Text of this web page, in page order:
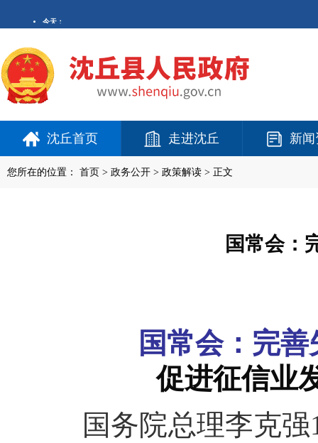
沈丘首页 走进沈丘 新
您所在的位置： 首页 > 政务公开 > 政策解读 > 正文
国常会：
国常会：完
促进征信业
国务院总理李克